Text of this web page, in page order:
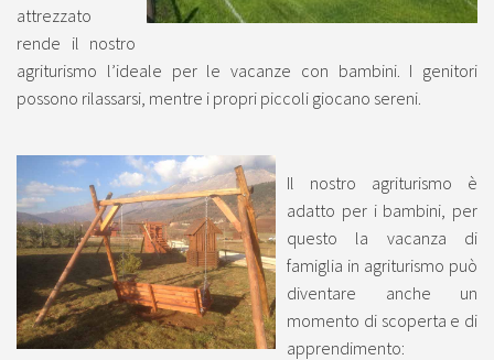
attrezzato
rende il nostro
agriturismo l’ideale per le vacanze con bambini. I genitori
possono rilassarsi, mentre i propri piccoli giocano sereni.
Il nostro agriturismo è
adatto per i bambini, per
questo la vacanza di
famiglia in agriturismo può
diventare anche un
momento di scoperta e di
apprendimento: